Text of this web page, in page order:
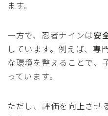
ます。
一方で、忍者ナインは安
しています。例えば、専
な環境を整えることで、
っています。
ただし、評価を向上させ